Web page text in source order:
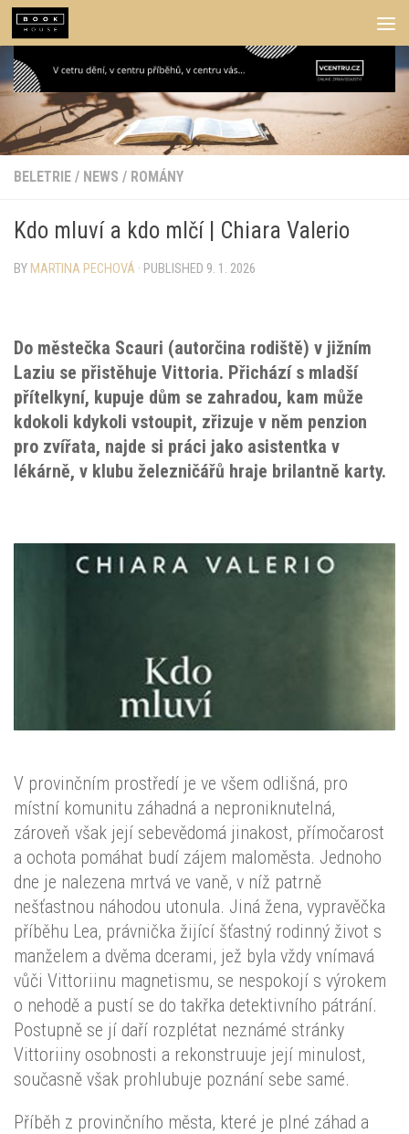
Skip to content
BELETRIE / NEWS / ROMÁNY
Kdo mluví a kdo mlčí | Chiara Valerio
BY MARTINA PECHOVÁ · PUBLISHED 9. 1. 2026
Do městečka Scauri (autorčina rodiště) v jižním
Laziu se přistěhuje Vittoria. Přichází s mladší
přítelkyní, kupuje dům se zahradou, kam může
kdokoli kdykoli vstoupit, zřizuje v něm penzion
pro zvířata, najde si práci jako asistentka v
lékárně, v klubu železničářů hraje brilantně karty.
V provinčním prostředí je ve všem odlišná, pro
místní komunitu záhadná a neproniknutelná,
zároveň však její sebevědomá jinakost, přímočarost
a ochota pomáhat budí zájem maloměsta. Jednoho
dne je nalezena mrtvá ve vaně, v níž patrně
nešťastnou náhodou utonula. Jiná žena, vypravěčka
příběhu Lea, právnička žijící šťastný rodinný život s
manželem a dvěma dcerami, jež byla vždy vnímavá
vůči Vittoriinu magnetismu, se nespokojí s výrokem
o nehodě a pustí se do takřka detektivního pátrání.
Postupně se jí daří rozplétat neznámé stránky
Vittoriiny osobnosti a rekonstruuje její minulost,
současně však prohlubuje poznání sebe samé.
Příběh z provinčního města, které je plné záhad a